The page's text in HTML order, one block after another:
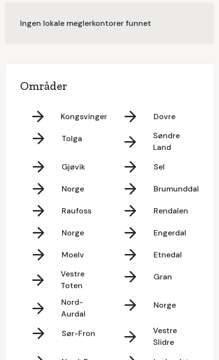
Ingen lokale meglerkontorer funnet
Områder
Kongsvinger Dovre
Tolga
Søndre
Land
Gjøvik
Sel
Norge Brumunddal
Raufoss Rendalen
Norge Engerdal
Moelv
Etnedal
Vestre
Toten
Gran
Nord-
Aurdal
Norge
Sør-Fron
Vestre
Slidre